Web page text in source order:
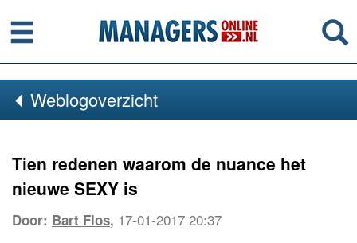
Menu
Weblogoverzicht
Tien redenen waarom de nuance het
nieuwe SEXY is
Door: Bart Flos, 17-01-2017 20:37